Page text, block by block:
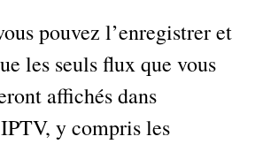
pouvez l’enregistrer et
les seuls flux que vous
affichés dans
y compris les